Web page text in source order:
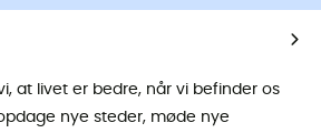
at livet er bedre, når vi befinder os
nye steder, møde nye